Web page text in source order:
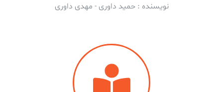
نویسنده : حمید داوری - مهدی داوری